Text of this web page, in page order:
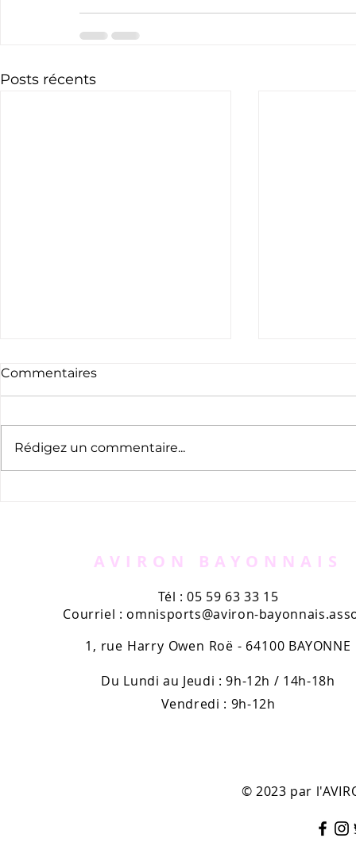
Posts récents
Commentaires
Rédigez un commentaire...
AVIRON BAYONNAIS
Tél : 05 59 63 33 15
Courriel : omnisports@aviron-
1, rue Harry Owen Roë - 64100 BAYONNE
Du Lundi au Jeudi : 9h-12h / 14h-18h
Vendredi : 9h-12h
© 2023 par